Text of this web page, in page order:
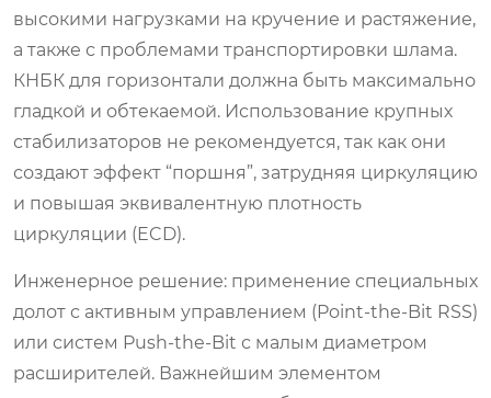
высокими нагрузками на кручение и растяжение,
а также с проблемами транспортировки шлама.
КНБК для горизонтали должна быть максимально
гладкой и обтекаемой. Использование крупных
стабилизаторов не рекомендуется, так как они
создают эффект “поршня”, затрудняя циркуляцию
и повышая эквивалентную плотность
циркуляции (ECD).
Инженерное решение: применение специальных
долот с активным управлением (Point-the-Bit RSS)
или систем Push-the-Bit с малым диаметром
расширителей. Важнейшим элементом